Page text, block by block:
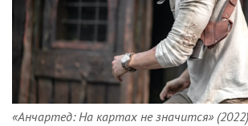
«Анчартед: На картах не значится» (2022)